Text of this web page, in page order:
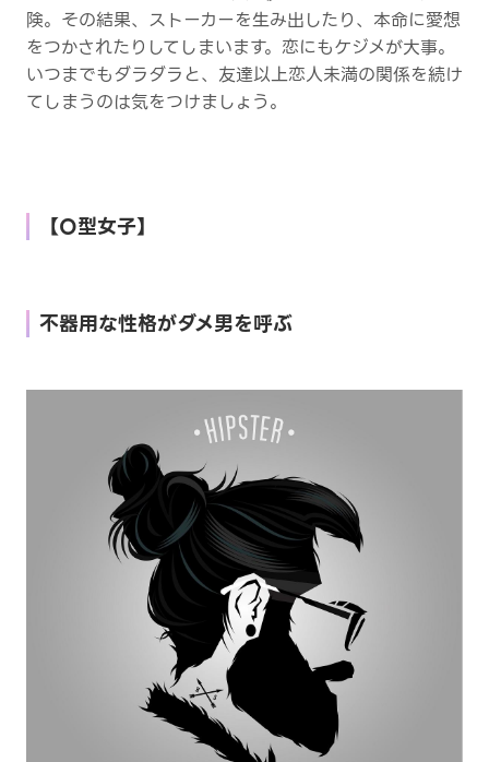
険。その結果、ストーカーを生み出したり、本命に愛想
をつかされたりしてしまいます。恋にもケジメが大事。
いつまでもダラダラと、友達以上恋人未満の関係を続け
てしまうのは気をつけましょう。
【O型女子】
不器用な性格がダメ男を呼ぶ